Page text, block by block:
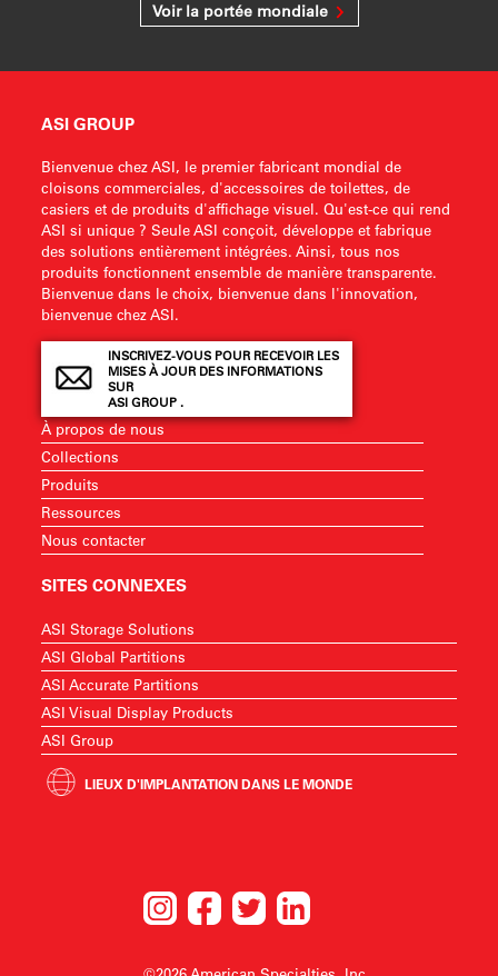
Voir la portée mondiale
ASI GROUP
Bienvenue chez ASI, le premier fabricant mondial de
cloisons commerciales, d'accessoires de toilettes, de
casiers et de produits d'affichage visuel. Qu'est-ce qui rend
ASI si unique ? Seule ASI conçoit, développe et fabrique
des solutions entièrement intégrées. Ainsi, tous nos
produits fonctionnent ensemble de manière transparente.
Bienvenue dans le choix, bienvenue dans l'innovation,
bienvenue chez ASI.
INSCRIVEZ-VOUS POUR RECEVOIR LES
MISES À JOUR DES INFORMATIONS
SUR
ASI GROUP .
À propos de nous
Collections
Produits
Ressources
Nous contacter
SITES CONNEXES
ASI Storage Solutions
ASI Global Partitions
ASI Accurate Partitions
ASI Visual Display Products
ASI Group
LIEUX D'IMPLANTATION DANS LE MONDE